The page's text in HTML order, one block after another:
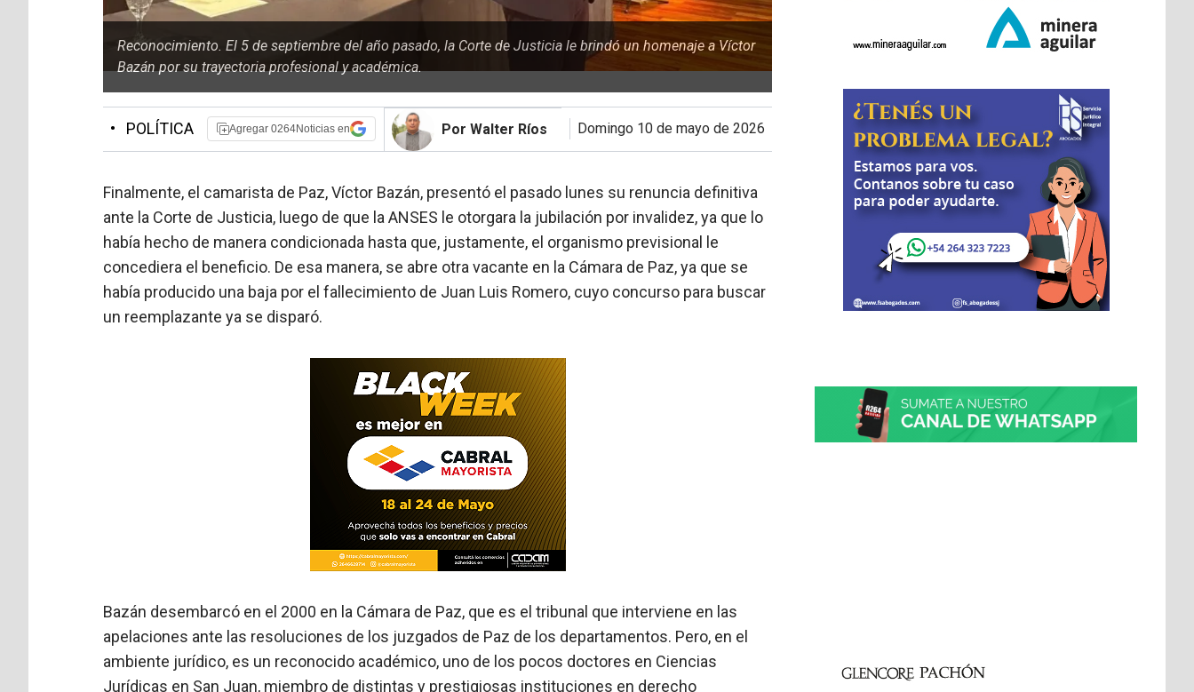
Reconocimiento. El 5 de septiembre del año pasado, la Corte de Justicia le brindó un homenaje a Víctor
Bazán por su trayectoria profesional y académica.
• POLÍTICA Agregar 0264Noticias en Por Walter Ríos domingo 10 de mayo de 2026
Finalmente, el camarista de Paz, Víctor Bazán, presentó el pasado lunes su renuncia definitiva
ante la Corte de Justicia, luego de que la ANSES le otorgara la jubilación por invalidez, ya que lo
había hecho de manera condicionada hasta que, justamente, el organismo previsional le
concediera el beneficio. De esa manera, se abre otra vacante en la Cámara de Paz, ya que se
había producido una baja por el fallecimiento de Juan Luis Romero, cuyo concurso para buscar
un reemplazante ya se disparó.
Bazán desembarcó en el 2000 en la Cámara de Paz, que es el tribunal que interviene en las
apelaciones ante las resoluciones de los juzgados de Paz de los departamentos. Pero, en el
ambiente jurídico, es un reconocido académico, uno de los pocos doctores en Ciencias
Jurídicas en San Juan, miembro de distintas y prestigiosas instituciones en derecho